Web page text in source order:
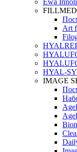
Ewa
FILLMED
Art
HYAL-
IMAGE